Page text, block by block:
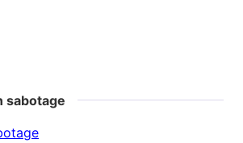
sabotage